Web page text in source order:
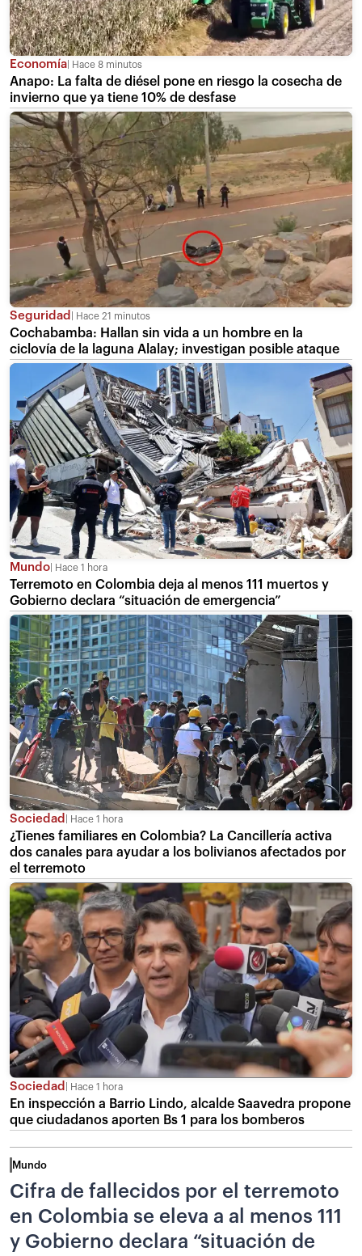
Economía Hace 8 minutos
Anapo: La falta de diésel pone en riesgo la cosecha de
invierno que ya tiene 10% de desfase
Seguridad Hace 21 minutos
Cochabamba: Hallan sin vida a un hombre en la
ciclovía de la laguna Alalay; investigan posible ataque
Mundo Hace 1 hora
Terremoto en Colombia deja al menos 111 muertos y
Gobierno declara “situación de emergencia”
Sociedad Hace 1 hora
¿Tienes familiares en Colombia? La Cancillería activa
dos canales para ayudar a los bolivianos afectados por
el terremoto
Sociedad Hace 1 hora
En inspección a Barrio Lindo, alcalde Saavedra propone
que ciudadanos aporten Bs 1 para los bomberos
Mundo
Cifra de fallecidos por el terremoto
en Colombia se eleva a al menos 111
y Gobierno declara “situación de